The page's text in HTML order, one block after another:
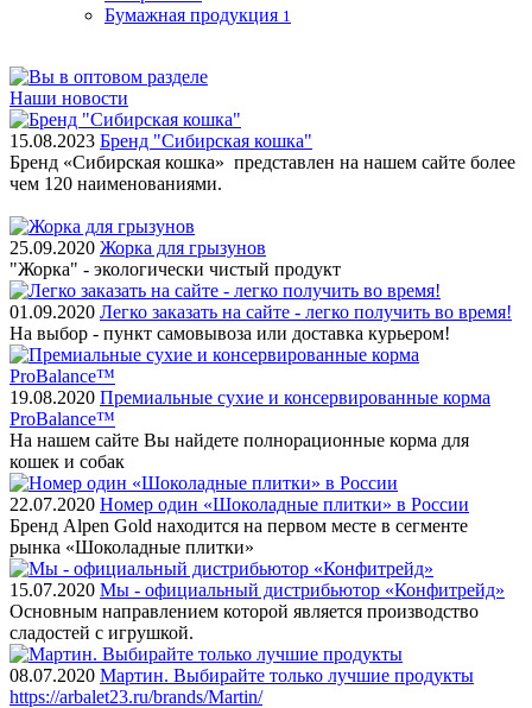
Бумажная продукция 1
Наши новости
15.08.2023 Бренд "Сибирская кошка"
Бренд «Сибирская кошка» представлен на нашем сайте более
чем 120 наименованиями.
25.09.2020 Жорка для грызунов
"Жорка" - экологически чистый продукт
01.09.2020 Легко заказать на сайте - легко получить во время!
На выбор - пункт самовывоза или доставка курьером!
19.08.2020 Премиальные сухие и консервированные корма
ProBalance™
На нашем сайте Вы найдете полнорационные корма для
кошек и собак
22.07.2020 Номер один «Шоколадные плитки» в России
Бренд Alpen Gold находится на первом месте в сегменте
рынка «Шоколадные плитки»
15.07.2020 Мы - официальный дистрибьютор «Конфитрейд»
Основным направлением которой является производство
сладостей с игрушкой.
08.07.2020 Мартин. Выбирайте только лучшие продукты
https://arbalet23.ru/brands/Martin/